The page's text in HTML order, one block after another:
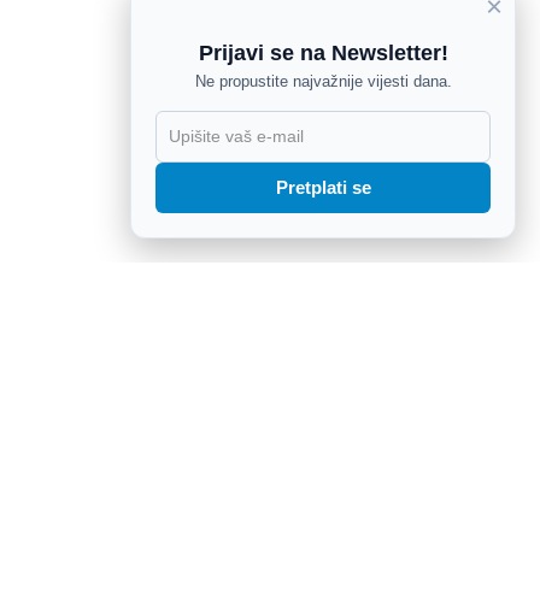
×
Prijavi se na Newsletter!
Ne propustite najvažnije vijesti dana.
Pretplati se